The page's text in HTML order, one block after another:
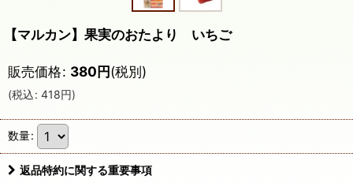
【マルカン】果実のおたより いちご
販売価格: 380円(税別)
(税込: 418円)
数量:
返品特約に関する重要事項